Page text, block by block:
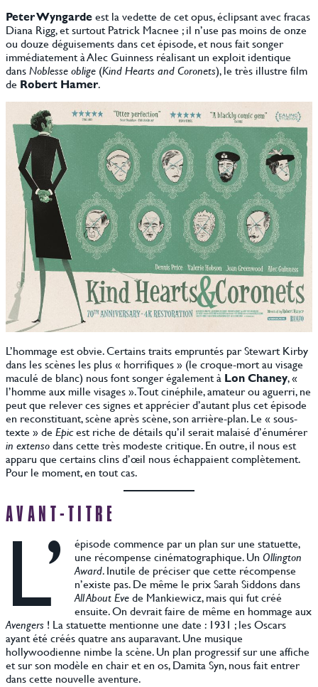
Peter Wyngardeest la vedette de cet opus, éclipsant avec fracas
Diana Rigg, et surtout Patrick Macnee ; il n’use pas moins de onze
ou douze déguisements dans cet épisode, et nous fait songer
immédiatement à Alec Guinness réalisant un exploit identique
dansNoblesse oblige (Kind Hearts and Coronets), le très illustre film
de Robert Hamer.
L’hommage est obvie. Certains traits empruntés par Stewart Kirby
dans les scènes les plus « horrifiques » (le croque-mort au visage
maculé de blanc) nous font songer également à Lon Chaney, «
l’homme aux mille visages ». Tout cinéphile, amateur ou aguerri, ne
peut que relever ces signes et apprécier d’autant plus cet épisode
en reconstituant, scène après scène, son arrière-plan. Le « sous-
texte » de Epicest riche de détails qu’il serait malaisé d’énumérer
in extensodans cette très modeste critique. En outre, il nous est
apparu que certains clins d’œil nous échappaient complètement.
Pour le moment, en tout cas.
AVANT-TITRE
L’
épisode commence par un plan sur une statuette,
une récompense cinématographique. UnOllington
Award. Inutile de préciser que cette récompense
n’existe pas. De même le prix Sarah Siddons dans
All About Evede Mankiewicz, mais qui fut créé
ensuite. On devrait faire de même en hommage aux
Avengers ! La statuette mentionne une date : 1931 ; les Oscars
ayant été créés quatre ans auparavant. Une musique
hollywoodienne nimbe la scène. Un plan progressif sur une affiche
et sur son modèle en chair et en os, Damita Syn, nous fait entrer
dans cette nouvelle aventure.